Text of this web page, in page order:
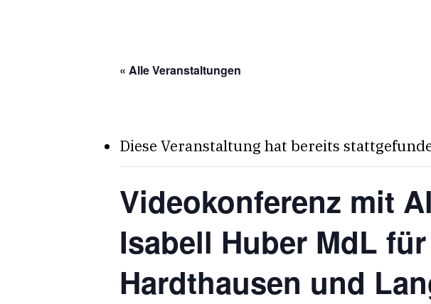
« Alle Veranstaltungen
Diese Veranstaltung hat bereits
Videokonferenz mit
Isabell Huber MdL
Hardthausen und